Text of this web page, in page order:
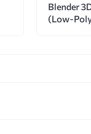
Blender
(Low-